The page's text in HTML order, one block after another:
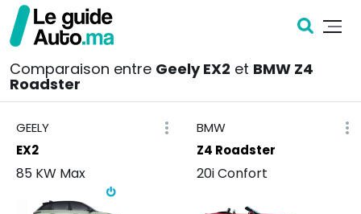
Comparaison entre Geely EX2 et BMW Z4
Roadster
GEELY
EX2
85 KW Max
BMW
Z4 Roadster
20i Confort